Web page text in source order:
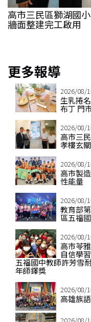
高市三民區獅湖國
牆面整建完工啟用
更多報導
2026/08/
生乳捲
布丁 門
2026/08/
高市三
孝樓玄
2026/08/
高市製
性能量
2026/08/
教育部
區五福
2026/08/
高市苓
自信學
五福國中教師許芳雪
年師鐸獎
2026/08/
高雄族